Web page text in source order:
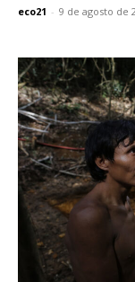
eco21 - 9 de agosto de